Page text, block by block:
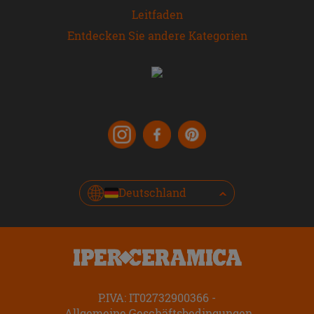
Leitfaden
Entdecken Sie andere Kategorien
Deutschland
P.IVA: IT02732900366